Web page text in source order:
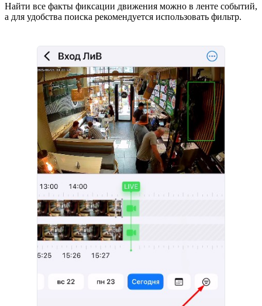
Найти все факты фиксации движения можно в ленте событий,
а для удобства поиска рекомендуется использовать фильтр.